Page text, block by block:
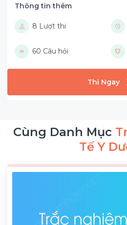
Thông tin thêm
8 Lượt thi
60 Câu hỏi
Thi Ngay
Cùng Danh Mục
Tế Y